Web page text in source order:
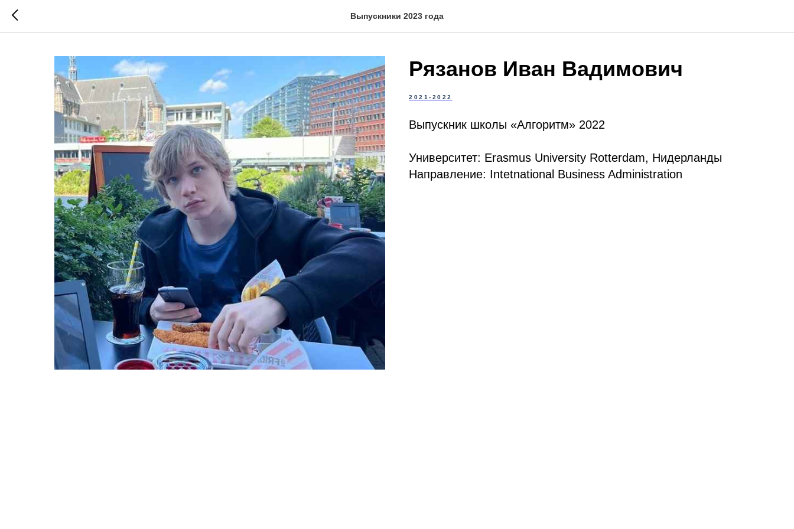
Выпускники 2023 года
Рязанов Иван Вадимович
2021-2022
Выпускник школы «Алгоритм» 2022
Университет: Erasmus University Rotterdam, Нидерланды
Направление: Intetnational Business Administration